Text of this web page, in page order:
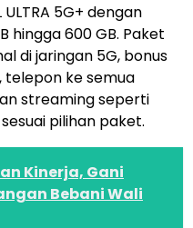
5G+ dengan
hingga 600 GB. Paket
di jaringan 5G, bonus
telepon ke semua
streaming seperti
pilihan paket.
Kinerja, Gani
Bebani Wali